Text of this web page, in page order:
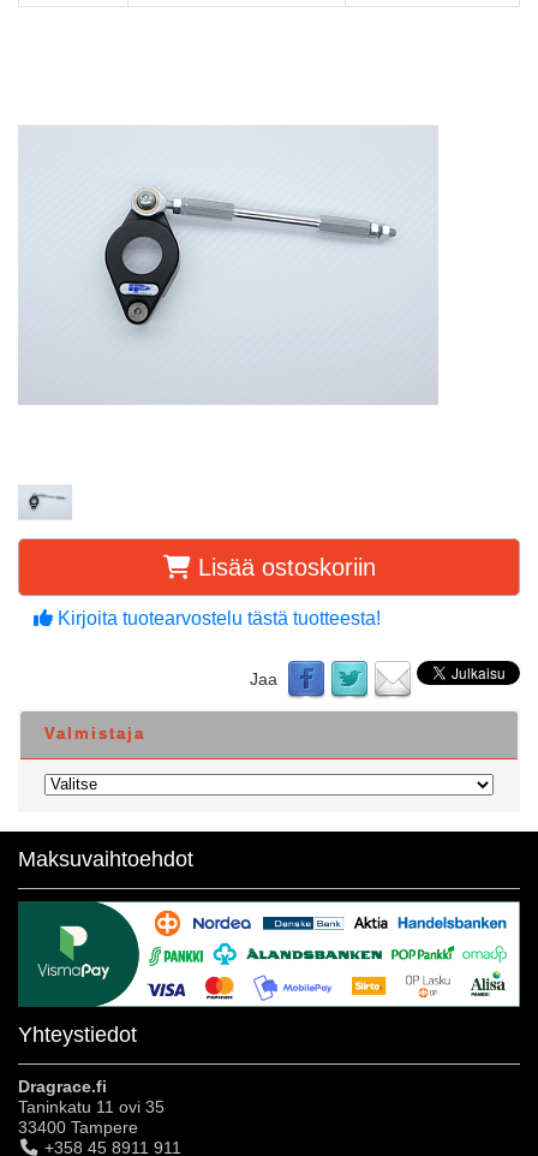
Lisää ostoskoriin
Kirjoita tuotearvostelu tästä tuotteesta!
Jaa
Valmistaja
Maksuvaihtoehdot
Yhteystiedot
Dragrace.fi
Taninkatu 11 ovi 35
33400 Tampere
+358 45 8911 911